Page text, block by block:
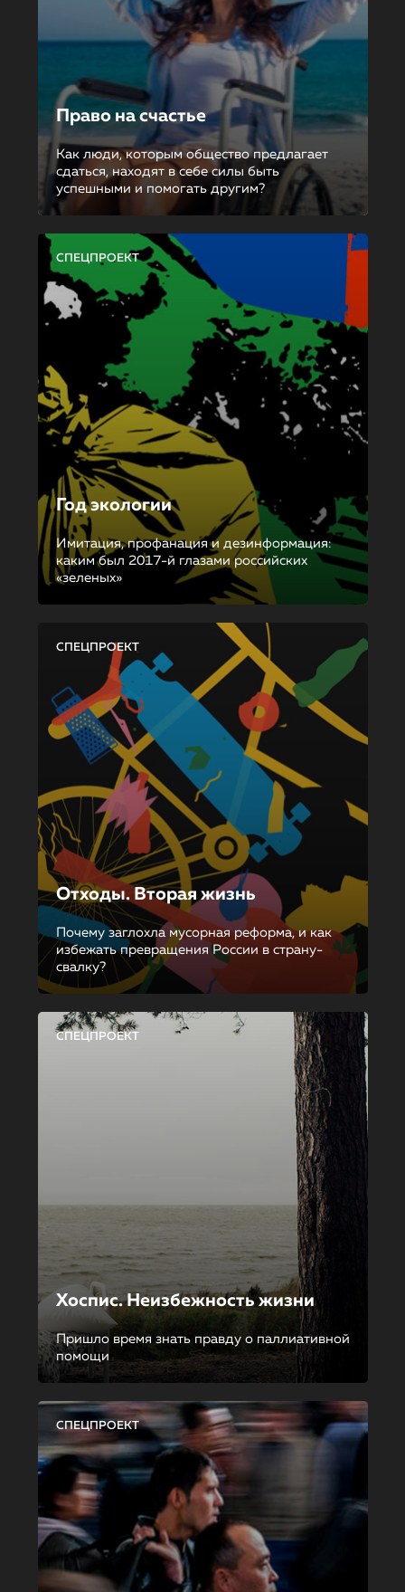
Право на счастье
Как люди, которым общество предлагает
сдаться, находят в себе силы быть
успешными и помогать другим?
СПЕЦПРОЕКТ
Год экологии
Имитация, профанация и дезинформация:
каким был 2017-й глазами российских
«зеленых»
СПЕЦПРОЕКТ
Отходы. Вторая жизнь
Почему заглохла мусорная реформа, и как
избежать превращения России в страну-
свалку?
СПЕЦПРОЕКТ
Хоспис. Неизбежность жизни
Пришло время знать правду о паллиативной
помощи
СПЕЦПРОЕКТ